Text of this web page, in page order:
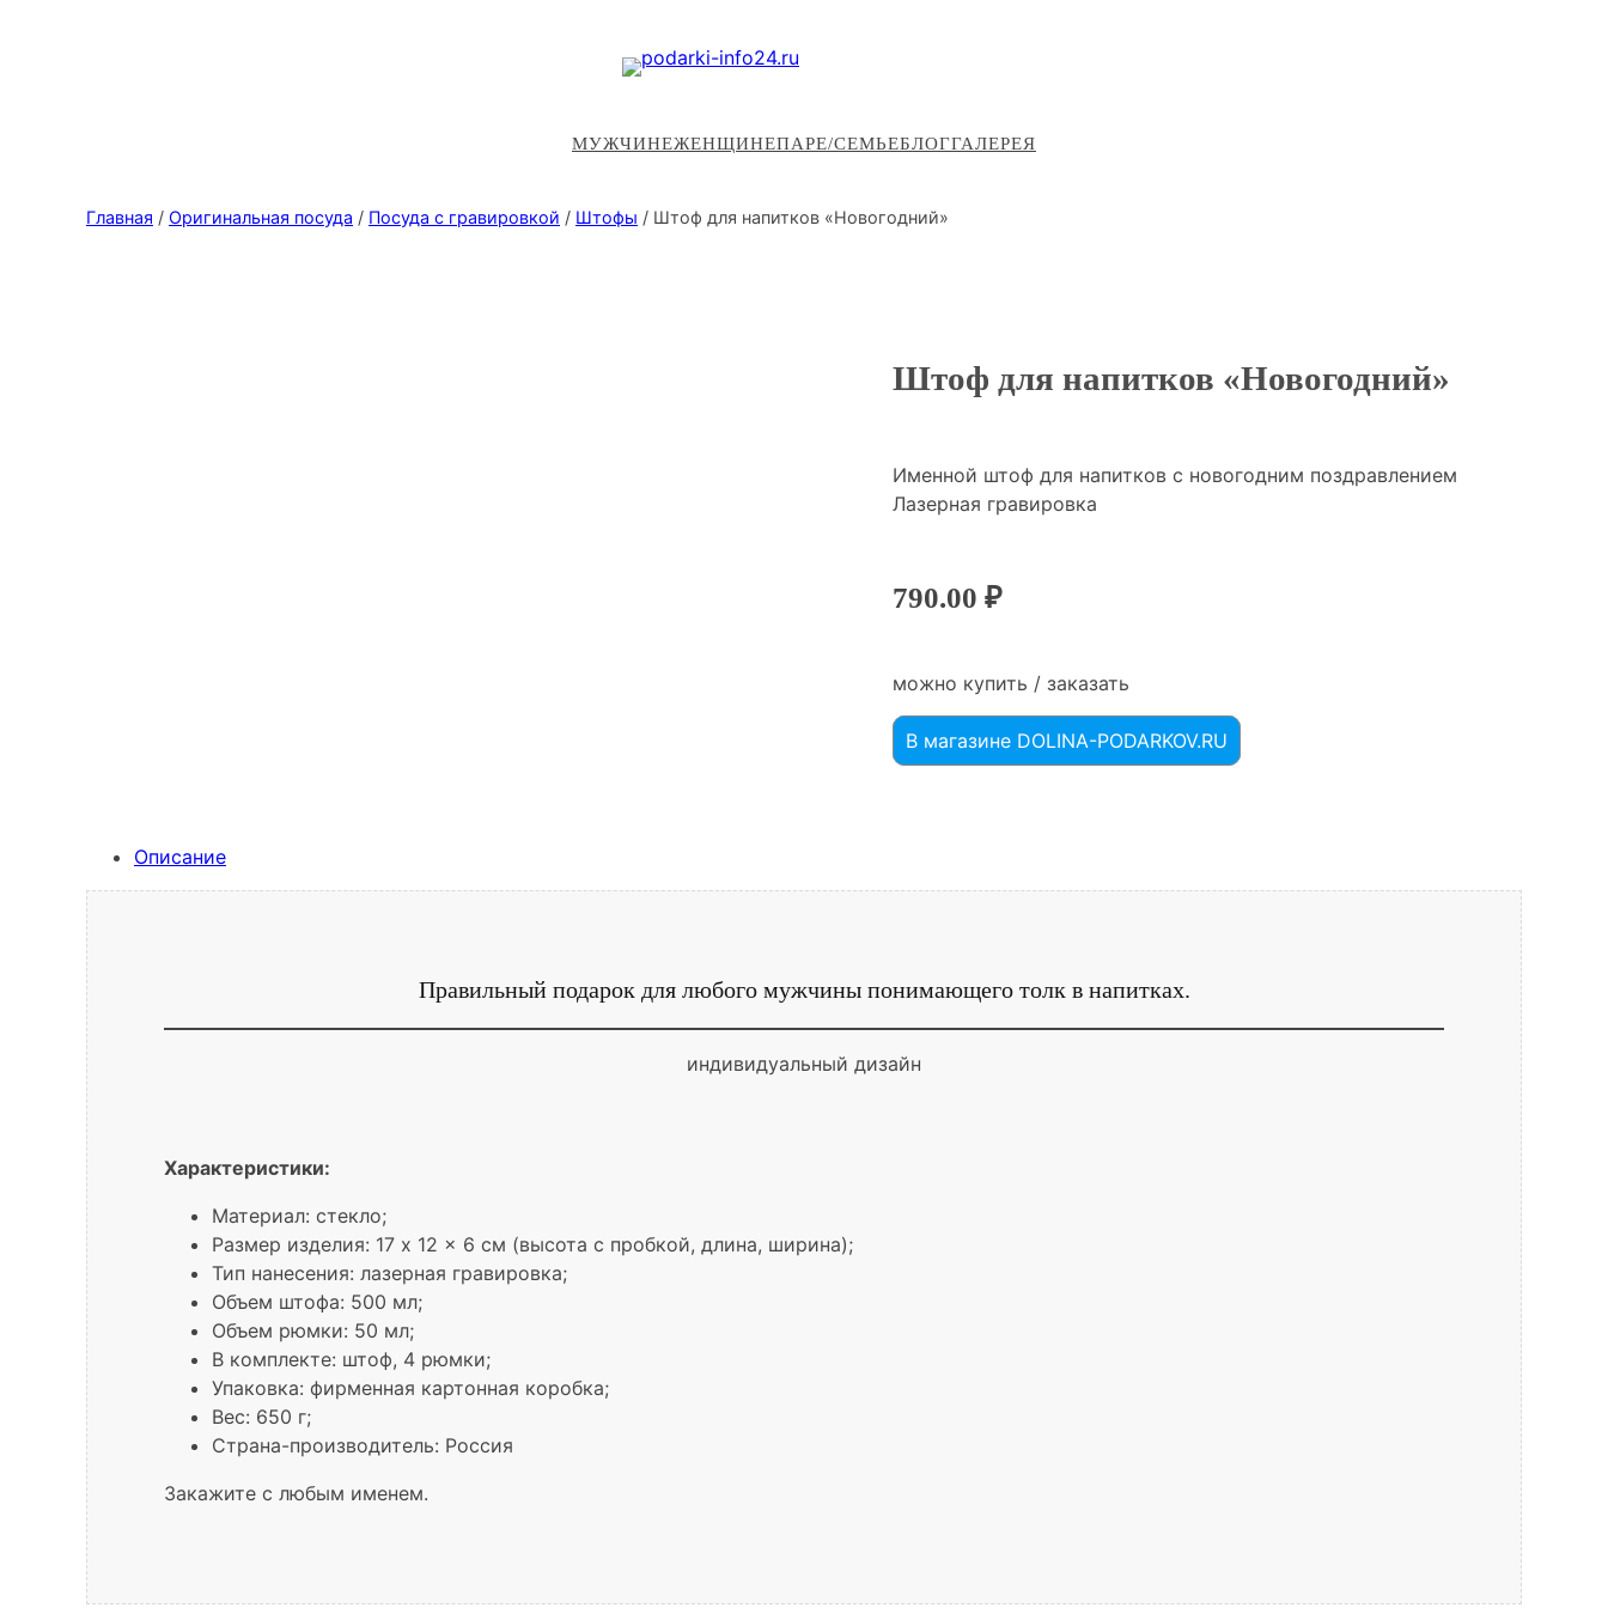
МУЖЧИНЕЖЕНЩИНЕПАРЕ/СЕМЬЕБЛОГГАЛЕРЕЯ
Главная / Оригинальная посуда / Посуда с гравировкой / Штофы / Штоф для напитков «Новогодний»
Штоф для напитков «Новогодний»
Именной штоф для напитков с новогодним поздравлением
Лазерная гравировка
790.00₽
можно купить / заказать
В магазине DOLINA-PODARKOV.RU
Описание
Правильный подарок для любого мужчины понимающего толк в напитках.
индивидуальный дизайн
Характеристики:
Материал: стекло;
Размер изделия: 17 x 12 x 6 см (высота с пробкой, длина, ширина);
Тип нанесения: лазерная гравировка;
Объем штофа: 500 мл;
Объем рюмки: 50 мл;
В комплекте: штоф, 4 рюмки;
Упаковка: фирменная картонная коробка;
Вес: 650 г;
Страна-производитель: Россия
Закажите с любым именем.